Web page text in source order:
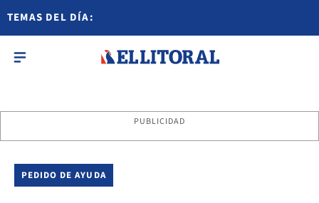
TEMAS DEL DÍA:
PUBLICIDAD
PEDIDO DE AYUDA